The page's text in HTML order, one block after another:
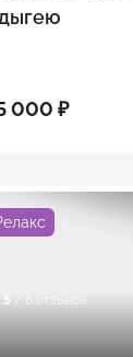
000 ₽
5 / 8 отзывов